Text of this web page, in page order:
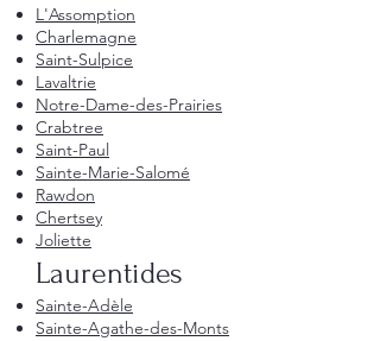
L'Assomption
Charlemagne
Saint-Sulpice
Lavaltrie
Notre-Dame-des-Prairies
Crabtree
Saint-Paul
Sainte-Marie-Salomé
Rawdon
Chertsey
Joliette
Laurentides
Sainte-Adèle
Sainte-Agathe-des-Monts